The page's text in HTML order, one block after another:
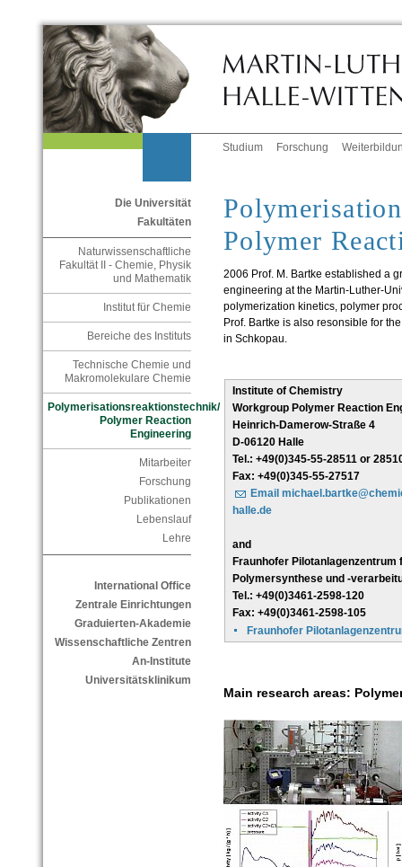
Studium Forschung
Die Universität
Fakultäten
Naturwissenschaftliche
Fakultät II - Chemie, Physik
und Mathematik
Institut für Chemie
Bereiche des Instituts
Technische Chemie und
Makromolekulare Chemie
Polymerisationsreaktionstechnik/
Polymer Reaction
Engineering
Mitarbeiter
Forschung
Publikationen
Lebenslauf
Lehre
International Office
Zentrale Einrichtungen
Graduierten-Akademie
Wissenschaftliche Zentren
An-Institute
Universitätsklinikum
Polymer
2006 Prof. M. Bartke established a
engineering at the Martin-Luther-
polymerization kinetics, polymer
Prof. Bartke is also resonsible for
in Schkopau.
Institute of Chemistry
Workgroup Polymer Reaction
Heinrich-Damerow-Straße 4
D-06120 Halle
Tel.: +49(0)345-55-28511 or
Fax: +49(0)345-55-27517
Email
halle.de
and
Fraunhofer Pilotanlagenzentrum
Polymersynthese und -
Tel.: +49(0)3461-2598-120
Fax: +49(0)3461-2598-105
Fraunhofer
Main research areas: